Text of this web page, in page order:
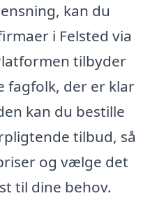
kan du
i Felsted via
tilbyder
fagfolk, der er klar
kan du bestille
tilbud, så
og vælge det
til dine behov.